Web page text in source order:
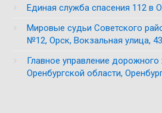
Единая служба спасения 112 в
Мировые судьи Советского
№12, Орск, Вокзальная улица,
Главное управление дорожного
Оренбургской области,